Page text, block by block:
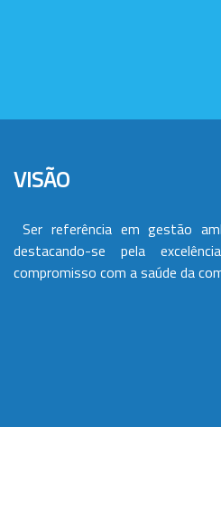
VISÃO
Ser referência em gestão
destacando-se pela
compromisso com a saúde da